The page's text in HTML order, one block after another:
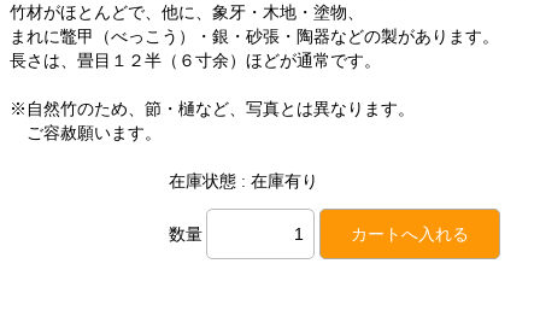
竹材がほとんどで、他に、象牙・木地・塗物、
まれに鼈甲（べっこう）・銀・砂張・陶器などの製があります。
長さは、畳目１２半（６寸余）ほどが通常です。
※自然竹のため、節・樋など、写真とは異なります。
ご容赦願います。
在庫状態 : 在庫有り
数量